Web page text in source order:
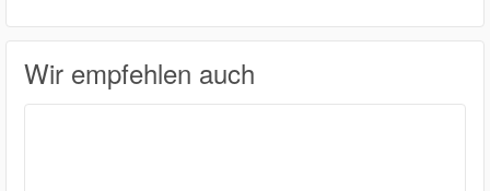
Wir empfehlen auch